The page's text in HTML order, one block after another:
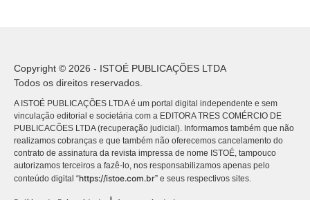
Copyright © 2026 - ISTOÉ PUBLICAÇÕES LTDA
Todos os direitos reservados.
A ISTOÉ PUBLICAÇÕES LTDA é um portal digital independente e sem
vinculação editorial e societária com a EDITORA TRES COMÉRCIO DE
PUBLICACÕES LTDA (recuperação judicial). Informamos também que não
realizamos cobranças e que também não oferecemos cancelamento do
contrato de assinatura da revista impressa de nome ISTOÉ, tampouco
autorizamos terceiros a fazê-lo, nos responsabilizamos apenas pelo
conteúdo digital “https://istoe.com.br” e seus respectivos sites.